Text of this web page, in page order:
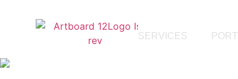
SERVICES